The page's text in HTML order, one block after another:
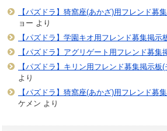
【パズドラ】猗窩座(あかざ)用フレンド募
ョー より
【パズドラ】学園キオ用フレンド募集掲示
【パズドラ】アグリゲート用フレンド募集
【パズドラ】キリン用フレンド募集掲示板
より
【パズドラ】猗窩座(あかざ)用フレンド募
ケメン より